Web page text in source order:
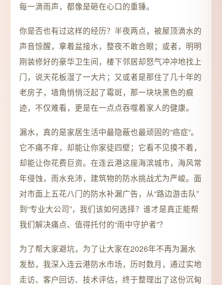
每一滴雨声，都像是砸在心口的重锤。
你是否也有过这样的经历？半夜两点，被屋顶滴水的
声音惊醒，拿着盆接水，整夜不敢合眼；或者，明明
刚装修好的豪华卫生间，楼下邻居却怒气冲冲地找上
门，说天花板湿了一大片；又或者是那住了几十年的
老房子，墙角悄悄泛起了霉斑，那一块块黑色的痕
迹，不仅难看，更是在一点点吞噬着家人的健康。
漏水，真的是家居生活中最隐蔽也最顽固的“癌症”。
它不痛不痒，却能让你家徒四壁；它看不见摸不着，
却能让你花费巨资。在连云港这座海滨城市，海风常
年侵蚀，雨水充沛，建筑物的防水挑战尤为严峻。面
对市面上五花八门的防水补漏广告，从“路边游击队”
到“专业大公司”，我们该如何选择？谁才是真正能帮
我们解决痛点、值得托付的“雨中守护者”？
为了帮大家避坑，为了让大家在2026年不再为漏水
发愁，我深入连云港防水市场，历时数月，通过实地
走访、客户回访、技术评估，终于整理出了这份沉甸